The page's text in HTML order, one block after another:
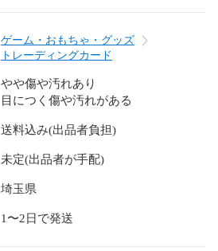
ゲーム・おもちゃ・グッズ
トレーディングカード
やや傷や汚れあり
目につく傷や汚れがある
送料込み(出品者負担)
未定(出品者が手配)
埼玉県
1〜2日で発送